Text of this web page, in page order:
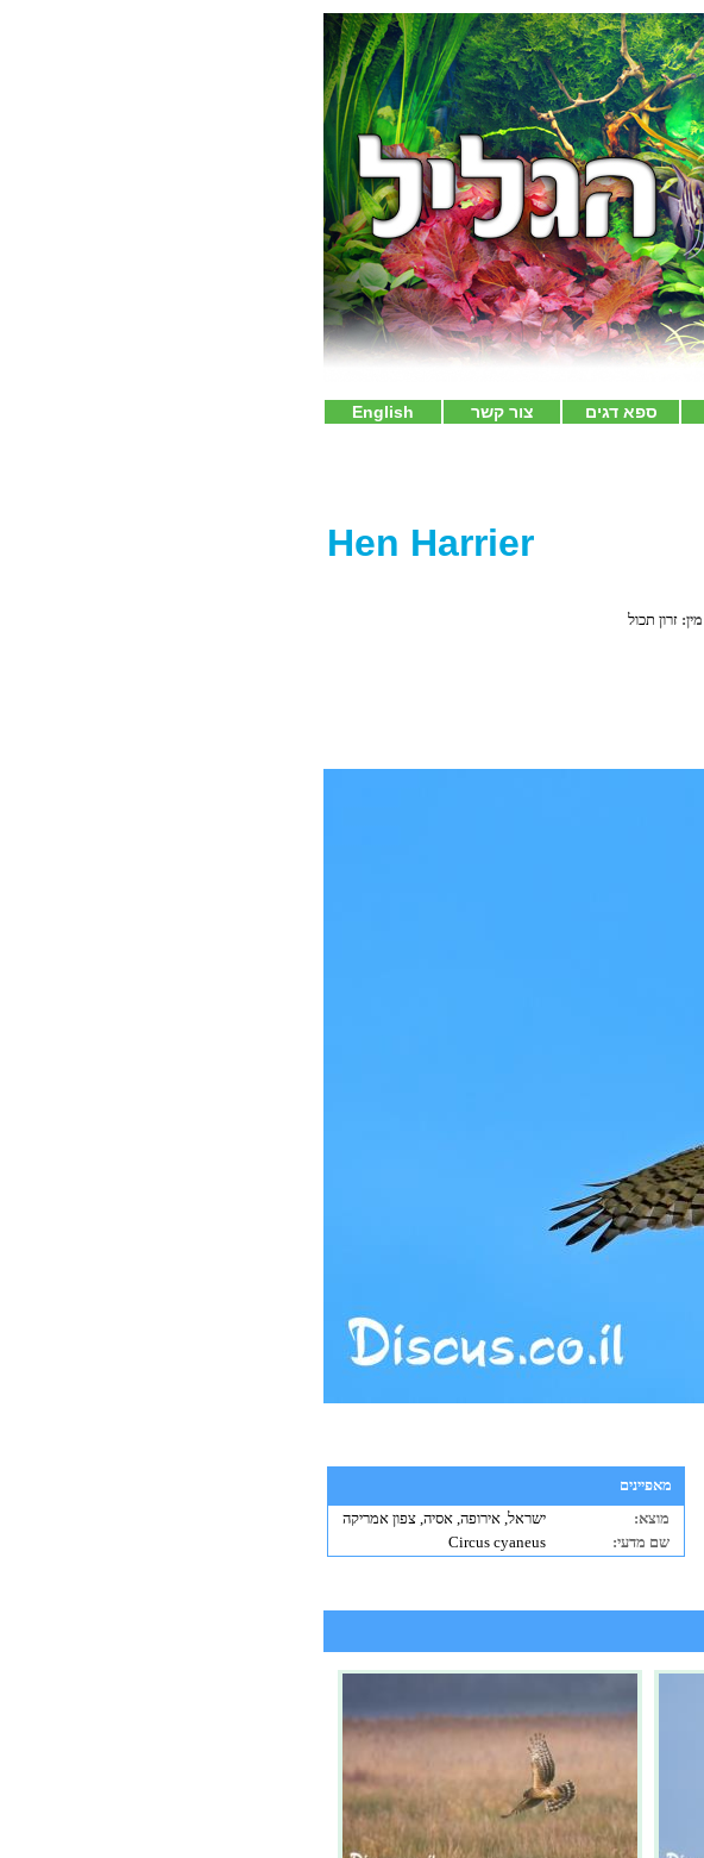
ספא דגים צור קשר English
Hen Harrier
מין: זרון תכול
מאפיינים
מוצא:
ישראל, אירופה, אסיה, צפון אמריקה
שם מדעי:
Circus cyaneus